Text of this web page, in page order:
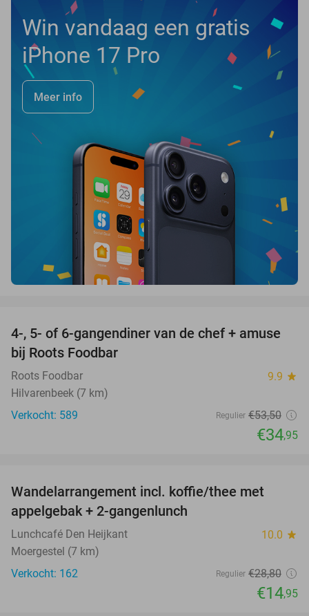
Win vandaag een gratis
iPhone 17 Pro
Meer info
35%
4-, 5- of 6-gangendiner van de chef + amuse
bij Roots Foodbar
Roots Foodbar 9.9 star
Hilvarenbeek (7 km)
Verkocht: 589
Regulier €53,50
€34,95
Wandelarrangement incl. koffie/thee met
appelgebak + 2-gangenlunch
Lunchcafé Den Heijkant 10.0 star
Moergestel (7 km)
Verkocht: 162
Regulier €28,80
€14,95